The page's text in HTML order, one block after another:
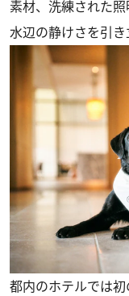
素材、洗練された
水辺の静けさを引き
都内のホテルでは